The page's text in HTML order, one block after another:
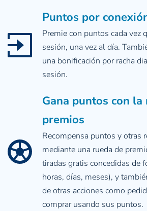
Puntos por
Premie con puntos cada vez
sesión, una vez al día.
una bonificación por racha
sesión.
Gana puntos con la
premios
Recompensa puntos y otras
mediante una rueda de
tiradas gratis concedidas de
horas, días, meses), y
de otras acciones como
comprar usando sus puntos.